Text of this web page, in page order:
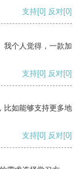
支持[0] 反对[0]
我个人觉得，一款加
支持[0] 反对[0]
比如能够支持更多地
支持[0] 反对[0]